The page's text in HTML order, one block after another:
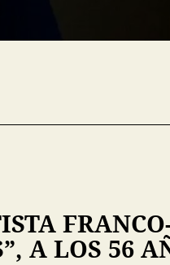
A LOS 56